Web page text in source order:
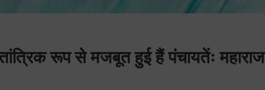
रूप से मजबूत हुई हैं पंचायतेंः महाराज